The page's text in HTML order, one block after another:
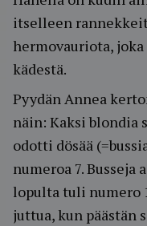
itselleen
hermovauriota,
kädestä.
Pyydän Annea
näin: Kaksi blondia
odotti dösää
numeroa 7.
lopulta tuli numero
juttua, kun päästän